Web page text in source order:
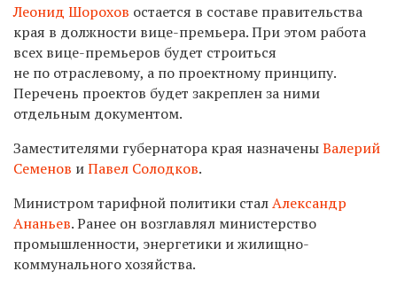
Леонид Шорохов остается в составе правительства
края в должности вице-премьера. При этом работа
всех вице-премьеров будет строиться
не по отраслевому, а по проектному принципу.
Перечень проектов будет закреплен за ними
отдельным документом.
Заместителями губернатора края назначеныВалерий
Семенов иПавел Солодков.
Министром тарифной политики сталАлександр
Ананьев. Ранее он возглавлял министерство
промышленности, энергетики и жилищно-
коммунального хозяйства.